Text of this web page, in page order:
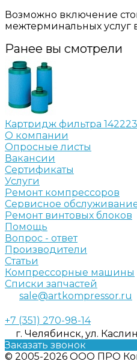
Возможно включение
межтерминальных услуг
Ранее вы смотрели
Картридж фильтра
О компании
Опросные листы
Вакансии
Сертификаты
Услуги
Ремонт компрессоров
Сервисное
Ремонт винтовых блоков
Помощь
Вопрос - ответ
Производители
Статьи
Компрессорные машины
Списки запчастей
sale@artkompressor.ru
+7 (351) 270-98-14
г. Челябинск, ул.
Заказать звонок
© 2005-2026 ООО ПРО